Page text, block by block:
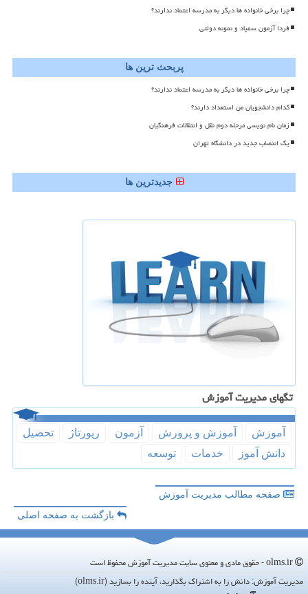
چرا برخی خانواده ها دیگر به مدرسه اعتماد ندارند؟
فردا آزمون سمپاد و نمونه دولتی
پربحث ترین ها
چرا برخی خانواده ها دیگر به مدرسه اعتماد ندارند؟
کدام دانشجویان من استعداد دارند؟
زمان نام نویسی مرحله دوم نقل و انتقالات فرهنگیان
یک انتصاب جدید در دانشگاه تهران
جدیدترین ها
تگهای مدیریت آموزش
آموزش آموزش و پرورش آزمون رپورتاژ
تحصیل
دانش آموز
خدمات توسعه
صفحه مطالب مدیریت آموزش
بازگشت به صفحه اصلی
مدیریت آموزش: دانش را به اشتراک بگذارید، آینده را بسازید (olms.ir)